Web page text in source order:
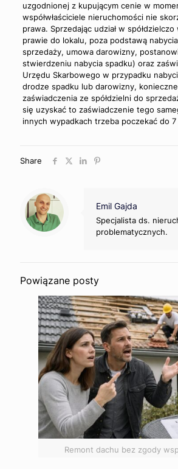
uzgodnionej z kupującym cenie w
współwłaściciele nieruchomości nie
prawa. Sprzedając udział w spółdzielczo
prawie do lokalu, poza podstawą
sprzedaży, umowa darowizny,
stwierdzeniu nabycia spadku) oraz
Urzędu Skarbowego w przypadku
drodze spadku lub darowizny,
zaświadczenia ze spółdzielni do
się uzyskać to zaświadczenie tego
innych wypadkach trzeba poczekać do 7
Share
Emil Gajda
Specjalista ds.
problematycznych.
Powiązane posty
Remont dachu bez zgody